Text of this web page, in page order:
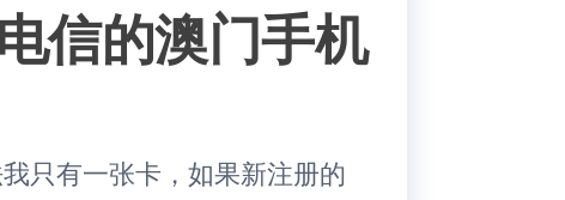
信的澳门手机
只有一张卡，如果新注册的